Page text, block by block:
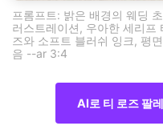
프롬프트: 밝은 배경의 웨딩
러스트레이션, 우아한 세리프
즈와 소프트 블러쉬 잉크, 평
음 --ar 3:4
AI로 티 로즈 팔